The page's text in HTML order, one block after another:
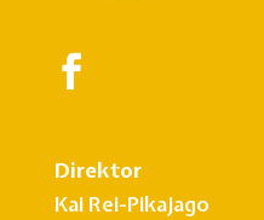
Direktor
Kai Rei-